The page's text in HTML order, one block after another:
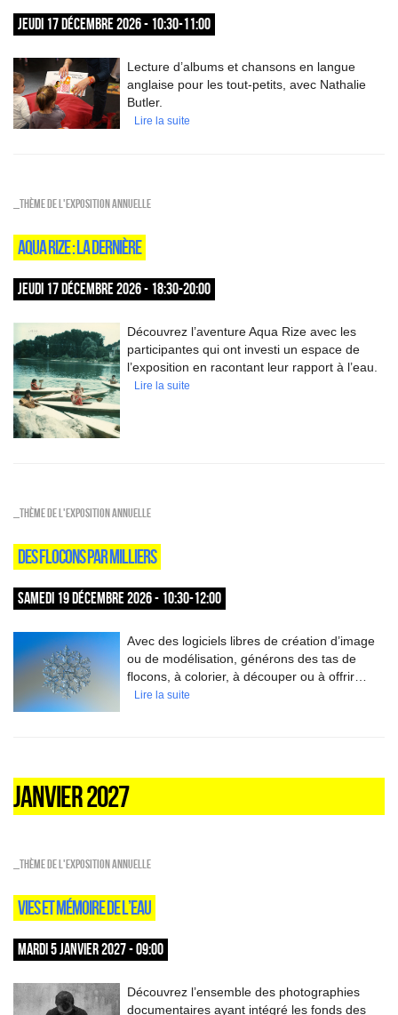
JEUDI 17 DÉCEMBRE 2026 - 10:30-11:00
Lecture d’albums et chansons en langue
anglaise pour les tout-petits, avec Nathalie
Butler.
Lire la suite
_Thème de l'exposition annuelle
AQUA RIZE : LA DERNIÈRE
JEUDI 17 DÉCEMBRE 2026 - 18:30-20:00
Découvrez l’aventure Aqua Rize avec les
participantes qui ont investi un espace de
l’exposition en racontant leur rapport à l’eau.
Lire la suite
_Thème de l'exposition annuelle
DES FLOCONS PAR MILLIERS
SAMEDI 19 DÉCEMBRE 2026 - 10:30-12:00
Avec des logiciels libres de création d’image
ou de modélisation, générons des tas de
flocons, à colorier, à découper ou à offrir…
Lire la suite
JANVIER 2027
_Thème de l'exposition annuelle
VIES ET MÉMOIRE DE L’EAU
MARDI 5 JANVIER 2027 - 09:00
Découvrez l’ensemble des photographies
documentaires ayant intégré les fonds des